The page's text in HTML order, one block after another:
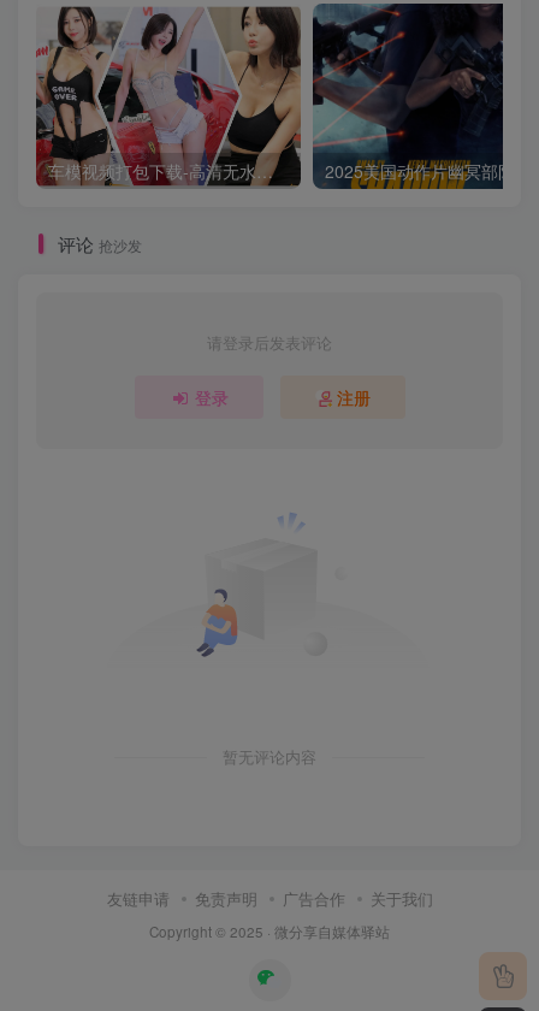
车模视频打包下载-高清无水印版
评论 抢沙发
请登录后发表评论
登录 注册
暂无评论内容
友链申请 免责声明 广告合作 关于我们
Copyright © 2025 · 微分享自媒体驿站